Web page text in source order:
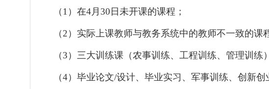
（1 ） 在4月 30 日未开课的课程；
（2）实际上课教师与教务系统中的教师不一致的课
（3）三大训练课（农事训练、工程训练、管理训练
（4）毕业论文/设计、毕业实习、军事训练、创新创